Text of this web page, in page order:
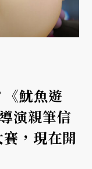
魷魚遊
演親筆信
，現在開